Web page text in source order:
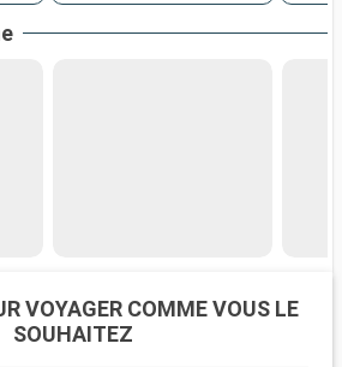
VOYAGER COMME VOUS LE
SOUHAITEZ